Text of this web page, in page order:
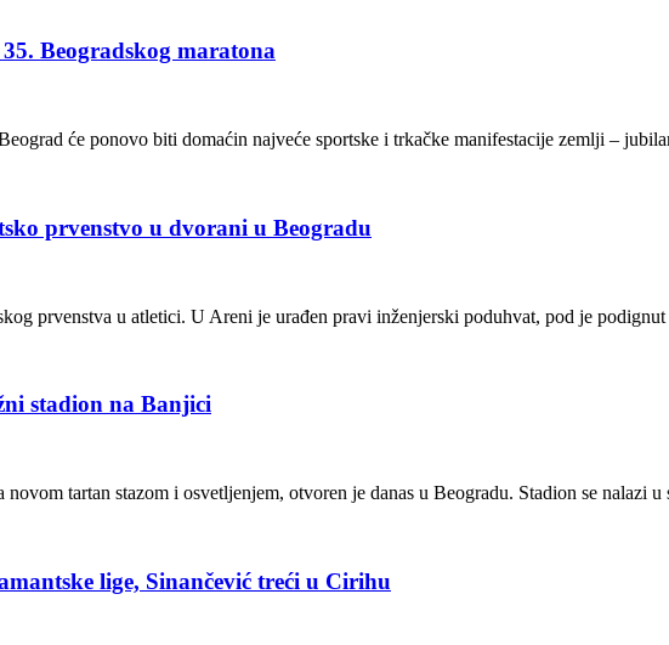
Beogradskog maratona
će ponovo biti domaćin najveće sportske i trkačke manifestacije zemlji –
prvenstvo u dvorani u Beogradu
prvenstva u atletici. U Areni je urađen pravi inženjerski poduhvat, pod je
stadion na Banjici
tartan stazom i osvetljenjem, otvoren je danas u Beogradu. Stadion se nalazi
lige, Sinančević treći u Cirihu